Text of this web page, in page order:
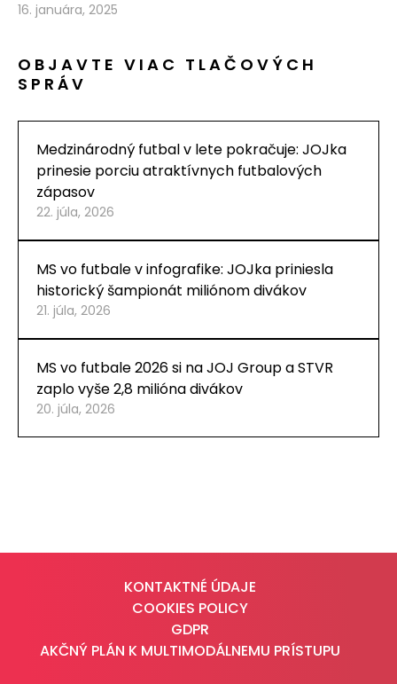
16. januára, 2025
OBJAVTE VIAC TLAČOVÝCH
SPRÁV
Medzinárodný futbal v lete pokračuje: JOJka
prinesie porciu atraktívnych futbalových
zápasov
22. júla, 2026
MS vo futbale v infografike: JOJka priniesla
historický šampionát miliónom divákov
21. júla, 2026
MS vo futbale 2026 si na JOJ Group a STVR
zaplo vyše 2,8 milióna divákov
20. júla, 2026
KONTAKTNÉ ÚDAJE
COOKIES POLICY
GDPR
AKČNÝ PLÁN K MULTIMODÁLNEMU PRÍSTUPU